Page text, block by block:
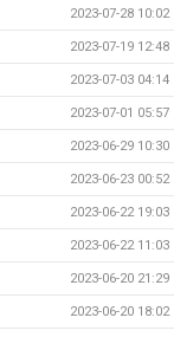
2023-07-28 10:02
2023-07-19 12:48
2023-07-03 04:14
2023-07-01 05:57
2023-06-29 10:30
2023-06-23 00:52
2023-06-22 19:03
2023-06-22 11:03
2023-06-20 21:29
2023-06-20 18:02